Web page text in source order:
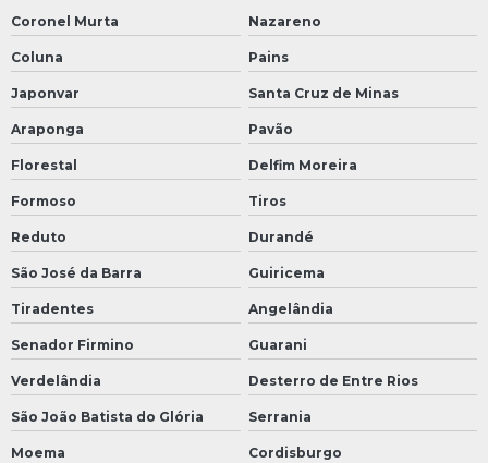
Coronel Murta Nazareno
Coluna Pains
Japonvar Santa Cruz de Minas
Araponga Pavão
Florestal Delfim Moreira
Formoso Tiros
Reduto Durandé
São José da Barra Guiricema
Tiradentes Angelândia
Senador Firmino Guarani
Verdelândia Desterro de Entre Rios
São João Batista do Glória Serrania
Moema Cordisburgo